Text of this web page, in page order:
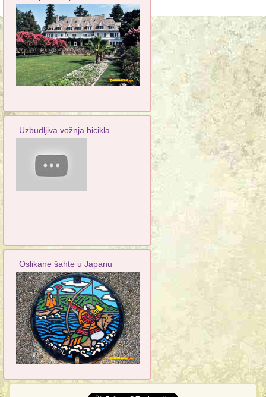
Uzbudljiva vožnja bicikla
Oslikane šahte u Japanu